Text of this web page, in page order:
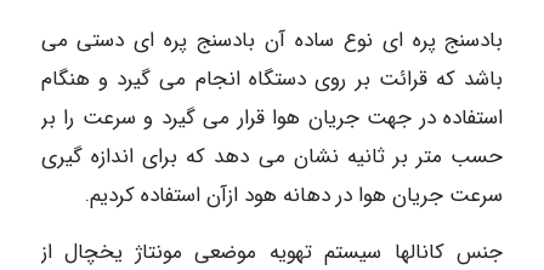
بادسنج پره ای نوع ساده آن بادسنج پره ای دستی می
باشد که قرائت بر روی دستگاه انجام می گیرد و هنگام
استفاده در جهت جریان هوا قرار می گیرد و سرعت را بر
حسب متر بر ثانیه نشان می دهد که برای اندازه گیری
سرعت جریان هوا در دهانه هود ازآن استفاده کردیم.
جنس کانالها سیستم تهویه موضعی مونتاژ یخچال از